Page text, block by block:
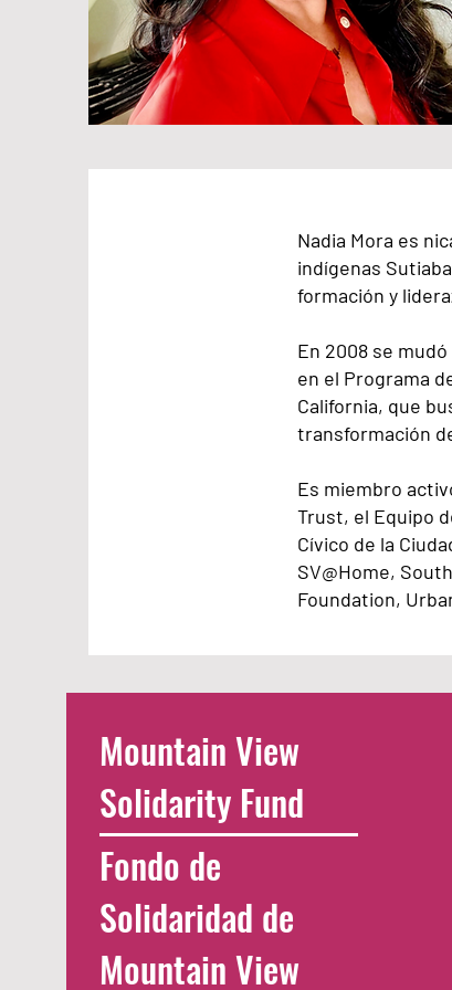
Nadia Mora es
indígenas
formación y
En 2008 se
en el Programa
California, que
transformación
Es miembro
Trust, el Equipo
Cívico de la
SV@Home,
Foundation,
Mountain View
Solidarity Fund
Fondo de
Solidaridad de
Mountain View